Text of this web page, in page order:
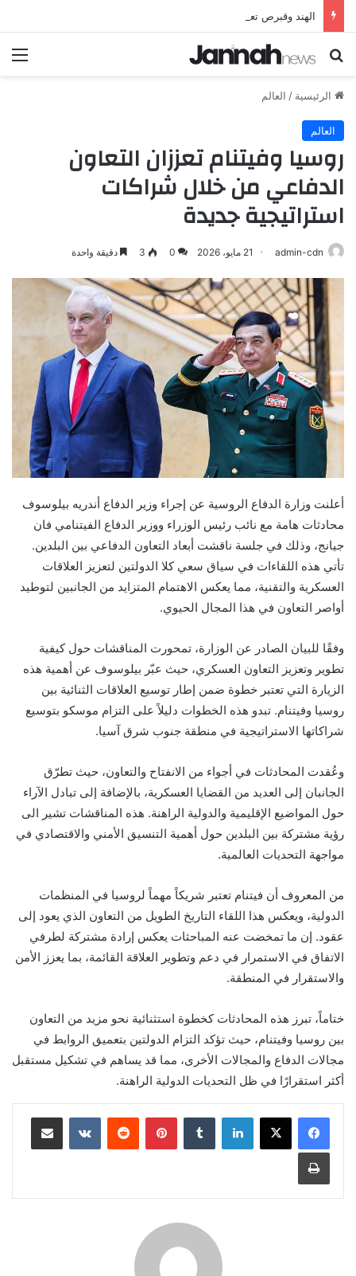
بحث عن
الرئيسية / العالم
العالم
روسيا وفيتنام تعززان التعاون
الدفاعي من خلال شراكات
استراتيجية جديدة
admin-cdn 21 مايو، 2026 0
3 دقيقة واحدة
أعلنت وزارة الدفاع الروسية عن إجراء وزير الدفاع أندريه بيلوسوف
محادثات هامة مع نائب رئيس الوزراء ووزير الدفاع الفيتنامي فان
جيانج، وذلك في جلسة ناقشت أبعاد التعاون الدفاعي بين البلدين.
تأتي هذه اللقاءات في سياق سعي كلا الدولتين لتعزيز العلاقات
العسكرية والتقنية، مما يعكس الاهتمام المتزايد من الجانبين لتوطيد
أواصر التعاون في هذا المجال الحيوي.
وفقًا للبيان الصادر عن الوزارة، تمحورت المناقشات حول كيفية
تطوير وتعزيز التعاون العسكري، حيث عبّر بيلوسوف عن أهمية هذه
الزيارة التي تعتبر خطوة ضمن إطار توسيع العلاقات الثنائية بين
روسيا وفيتنام. تبدو هذه الخطوات دليلاً على التزام موسكو بتوسيع
شراكاتها الاستراتيجية في منطقة جنوب شرق آسيا.
وعُقدت المحادثات في أجواء من الانفتاح والتعاون، حيث تطرّق
الجانبان إلى العديد من القضايا العسكرية، بالإضافة إلى تبادل الآراء
حول المواضيع الإقليمية والدولية الراهنة. هذه المناقشات تشير الى
رؤية مشتركة بين البلدين حول أهمية التنسيق الأمني والاقتصادي في
مواجهة التحديات العالمية.
من المعروف أن فيتنام تعتبر شريكاً مهماً لروسيا في المنظمات
الدولية، ويعكس هذا اللقاء التاريخ الطويل من التعاون الذي يعود إلى
عقود. إن ما تمخضت عنه المباحثات يعكس إرادة مشتركة لطرفي
الاتفاق في الاستمرار في دعم وتطوير العلاقة القائمة، بما يعزز الأمن
والاستقرار في المنطقة.
ختاماً، تبرز هذه المحادثات كخطوة استثنائية نحو مزيد من التعاون
بين روسيا وفيتنام، حيث تؤكد التزام الدولتين بتعميق الروابط في
مجالات الدفاع والمجالات الأخرى، مما قد يساهم في تشكيل مستقبل
أكثر استقرارًا في ظل التحديات الدولية الراهنة.
لينكدإن بينتيريست مشاركة عبر البريد
طباعة